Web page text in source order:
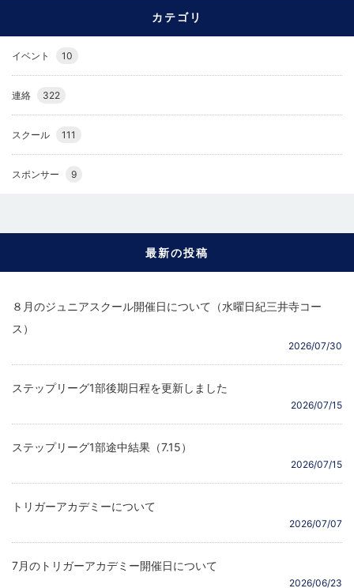
カテゴリ
イベント 10
連絡 322
スクール 111
スポンサー 9
最新の投稿
８月のジュニアスクール開催日について（水曜日紀三井寺コー
ス）
2026/07/30
ステップリーグ1部後期日程を更新しました
2026/07/15
ステップリーグ1部途中結果（7.15）
2026/07/15
トリガーアカデミーについて
2026/07/07
7月のトリガーアカデミー開催日について
2026/06/23